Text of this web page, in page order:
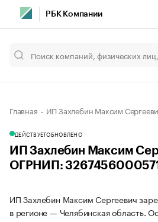
РБК Компании
Главная ИП Захлебин Максим
ДЕЙСТВУЕТОБНОВЛЕНО
ИП Захлебин Максим
ОГРНИП:
ИП Захлебин Максим Сергеевич
в регионе — Челябинская область.